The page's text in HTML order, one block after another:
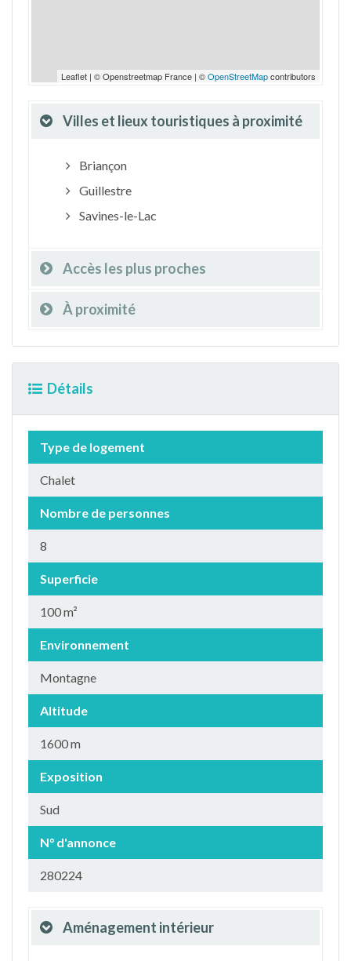
Leaflet | © Openstreetmap France | ©OpenStreetMapcontributors
Villes et lieux touristiques à proximité
Briançon
Guillestre
Savines-le-Lac
Accès les plus proches
À proximité
Détails
Type de logement
Chalet
Nombre de personnes
8
Superficie
100 m²
Environnement
Montagne
Altitude
1600 m
Exposition
Sud
N° d'annonce
280224
Aménagement intérieur